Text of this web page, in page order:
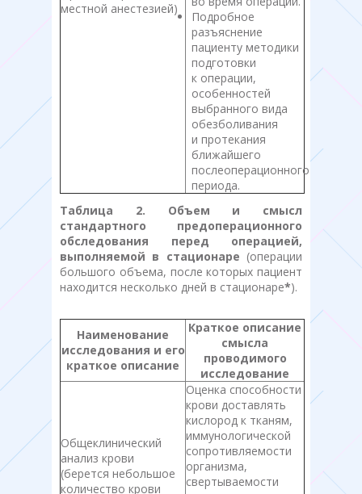
местной анестезией)
Подробное
разъяснение
пациенту методики
подготовки
к операции,
особенностей
выбранного вида
обезболивания
и протекания
ближайшего
послеоперационного
периода.
Таблица 2. Объем и смысл
стандартного предоперационного
обследования перед операцией,
выполняемой в стационаре (операции
большого объема, после которых пациент
находится несколько дней в стационаре*).
Наименование
исследования и его
краткое описание
Краткое описание
смысла
проводимого
исследование
Общеклинический
анализ крови
(берется небольшое
количество крови
Оценка способности
крови доставлять
кислород к тканям,
иммунологической
сопротивляемости
организма,
свертываемости